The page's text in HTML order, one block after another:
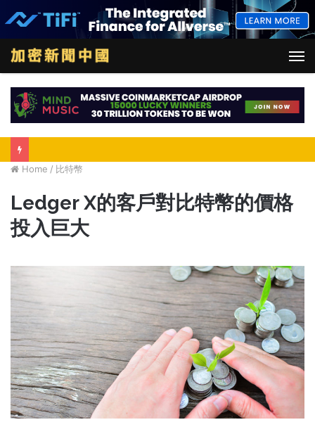
Home / 比特幣
Ledger X的客戶對比特幣的價格
投入巨大